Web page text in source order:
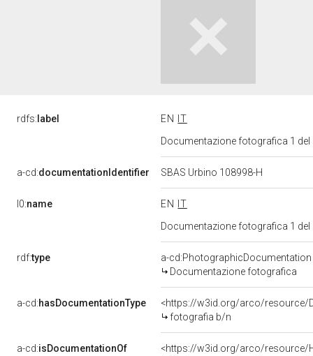
rdfs: label EN
IT
Documentazione fotografica 1
a-cd:documentationIdentifier SBAS Urbino 108998-H
l0:name EN
IT
Documentazione fotografica 1
rdf:type
a-cd:PhotographicDocumentation
Documentazione fotografica
a-cd:hasDocumentationType
<https://w3id.org/arco/resource/
fotografia b/n
a-cd:isDocumentationOf
<https://w3id.org/arco/resource/